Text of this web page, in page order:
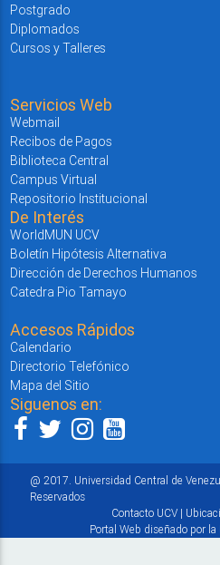
Postgrado
Diplomados
Cursos y Talleres
Servicios Web
Webmail
Recibos de Pagos
Biblioteca Central
Campus Virtual
Repositorio Institucional
De Interés
WorldMUN UCV
Boletín Hipótesis Alternativa
Dirección de Derechos Humanos
Catedra Pio Tamayo
Accesos Rápidos
Calendario
Directorio Telefónico
Mapa del Sitio
Siguenos en:
@ 2017. Universidad Central de
Reservados
Contacto UCV|
Portal Web diseñado por la